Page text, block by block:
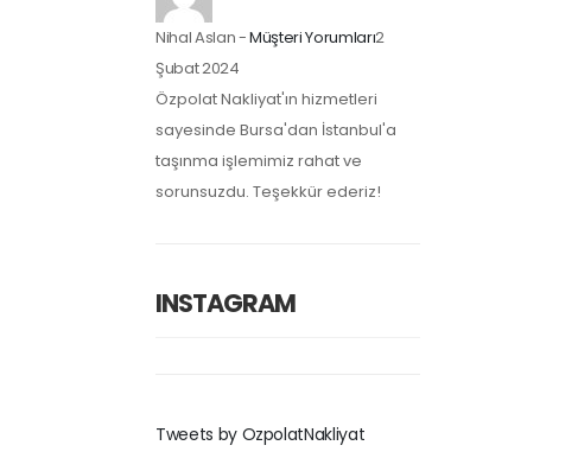
Nihal Aslan-Müşteri Yorumları2
Şubat 2024
Özpolat Nakliyat'ın hizmetleri
sayesinde Bursa'dan İstanbul'a
taşınma işlemimiz rahat ve
sorunsuzdu. Teşekkür ederiz!
INSTAGRAM
Tweets by OzpolatNakliyat